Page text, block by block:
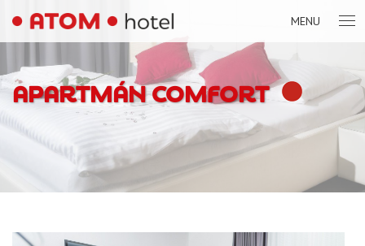
MENU
APARTMÁN COMFORT